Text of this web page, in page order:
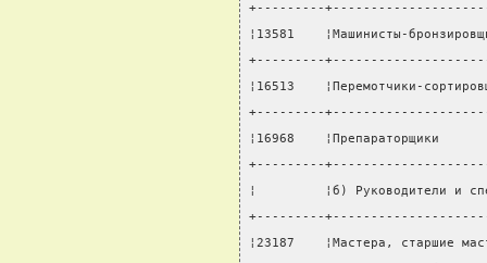
+---------
¦13581    ¦Машинисты-
+---------
¦16513    ¦Перемотчики-
+---------
¦16968
+---------
¦         ¦б) Руководители
+---------
¦23187    ¦Мастера, старшие